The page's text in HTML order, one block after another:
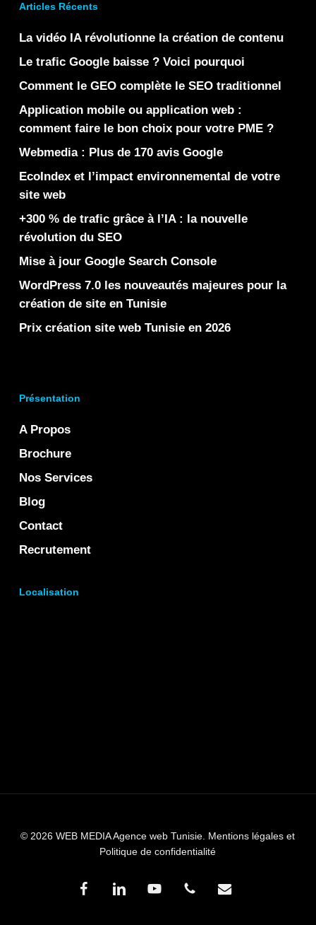
Articles Récents
La vidéo IA révolutionne la création de contenu
Le trafic Google baisse ? Voici pourquoi
Comment le GEO complète le SEO traditionnel
Application mobile ou application web :
comment faire le bon choix pour votre PME ?
Webmedia : Plus de 170 avis Google
EcoIndex et l’impact environnemental de votre
site web
+300 % de trafic grâce à l’IA : la nouvelle
révolution du SEO
Mise à jour Google Search Console
WordPress 7.0 les nouveautés majeures pour la
création de site en Tunisie
Prix création site web Tunisie en 2026
Présentation
A Propos
Brochure
Nos Services
Blog
Contact
Recrutement
Localisation
© 2026 WEB MEDIA Agence web Tunisie. Mentions légales et
Politique de confidentialité
facebooklinkedin youtube phone email